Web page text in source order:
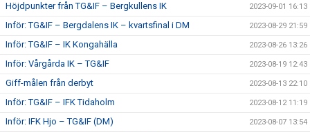
Höjdpunkter från TG&IF – Bergkullens IK 2023-09-01 16:13
Inför: TG&IF – Bergdalens IK – kvartsfinal i DM 2023-08-29 21:59
Inför: TG&IF – IK Kongahälla 2023-08-26 13:26
Inför: Vårgårda IK – TG&IF 2023-08-19 12:43
Giff-målen från derbyt 2023-08-13 22:10
Inför: TG&IF – IFK Tidaholm 2023-08-12 11:19
Inför: IFK Hjo – TG&IF (DM) 2023-08-07 13:54